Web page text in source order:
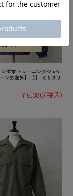
ダ軍 トレーニングジャケ
ン対象外】【I】 ミリタリ
¥6,380(税込)